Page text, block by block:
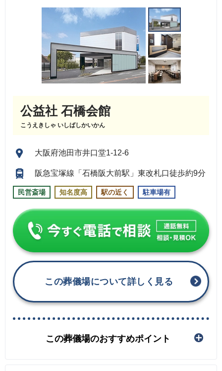
公益社 石橋会館
こうえきしゃ いしばしかいかん
大阪府池田市井口堂1-12-6
阪急宝塚線「石橋阪大前駅」東改札口徒歩約9分
民営斎場 知名度高 駅の近く 駐車場有
この葬儀場について詳しく見る
この葬儀場のおすすめポイント